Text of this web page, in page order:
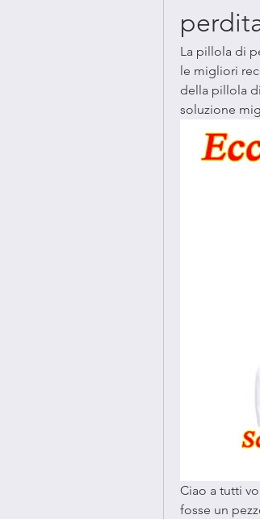
La pillola di
le migliori
della pillola
soluzione
Ciao a tutti
fosse un